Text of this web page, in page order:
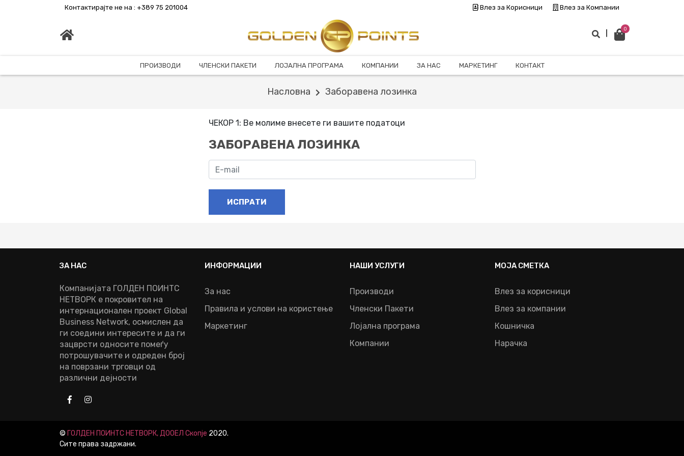
Контактирајте не на : +389 75 201004 Влез за Корисници Влез за Компании
0
ПРОИЗВОДИ ЧЛЕНСКИ ПАКЕТИ ЛОЈАЛНА ПРОГРАМА КОМПАНИИ ЗА НАС МАРКЕТИНГ КОНТАКТ
Насловна Заборавена лозинка
ЧЕКОР 1: Ве молиме внесете ги вашите податоци
ЗАБОРАВЕНА ЛОЗИНКА
ИСПРАТИ
ЗА НАС
Компанијата ГОЛДЕН ПОИНТС
НЕТВОРК е покровител на
интернационален проект Global
Business Network, осмислен да
ги соедини интересите и да ги
зацврсти односите помеѓу
потрошувачите и одреден број
на поврзани трговци од
различни дејности
ИНФОРМАЦИИ
За нас
Правила и услови на користење
Маркетинг
НАШИ УСЛУГИ
Производи
Членски Пакети
Лојална програма
Компании
МОЈА СМЕТКА
Влез за корисници
Влез за компании
Кошничка
Нарачка
© ГОЛДЕН ПОИНТС НЕТВОРК, ДООЕЛ Скопје 2020.
Сите права задржани.